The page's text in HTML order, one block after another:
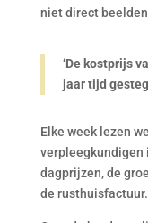
niet direct
‘De kostprijs
jaar tijd
Elke week lezen
verpleegkundigen
dagprijzen, de
de rusthuisfactuur.